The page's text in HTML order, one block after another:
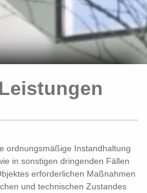
ordnungsmäßige Instandhaltung
in sonstigen dringenden Fällen
erforderlichen Maßnahmen
und technischen Zustandes